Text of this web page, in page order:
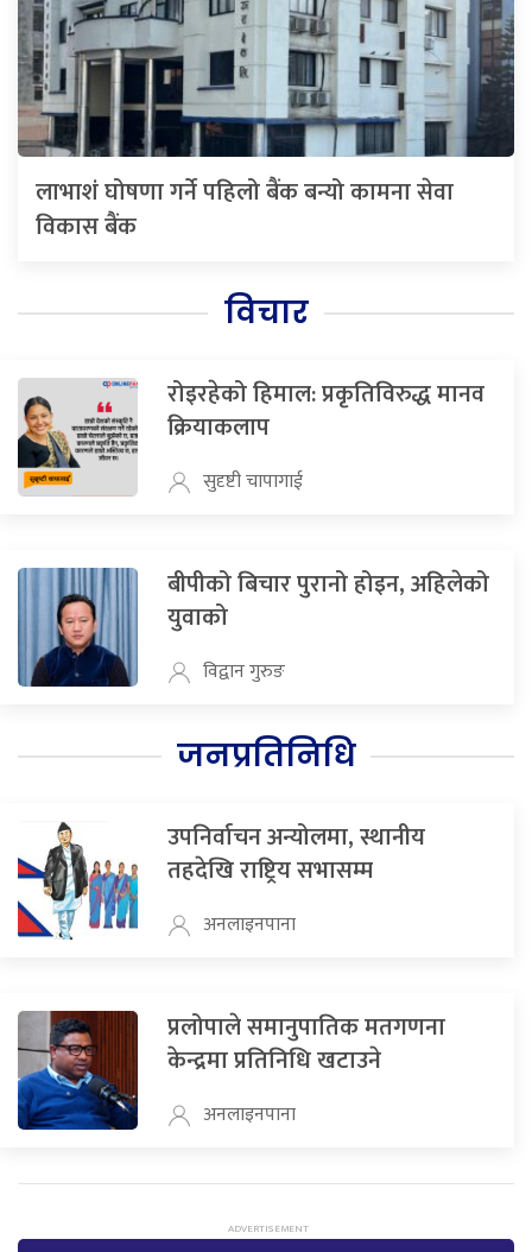
लाभाशं घोषणा गर्ने पहिलो बैंक बन्यो कामना सेवा
विकास बैंक
विचार
रोइरहेको हिमाल: प्रकृतिविरुद्ध मानव
क्रियाकलाप
सुदृष्टी चापागाई
बीपीको बिचार पुरानो होइन, अहिलेको
युवाको
विद्वान गुरुङ
जनप्रतिनिधि
उपनिर्वाचन अन्योलमा, स्थानीय
तहदेखि राष्ट्रिय सभासम्म
अनलाइनपाना
प्रलोपाले समानुपातिक मतगणना
केन्द्रमा प्रतिनिधि खटाउने
अनलाइनपाना